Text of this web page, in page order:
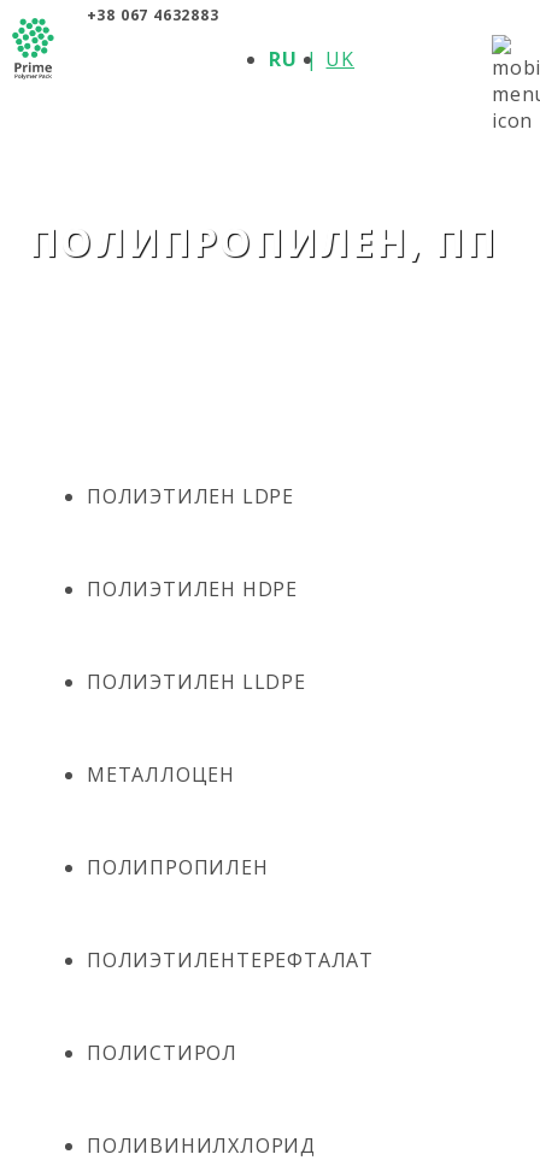
+38 067 4632883
RU UK
ПОЛИПРОПИЛЕН, ПП
ПОЛИЭТИЛЕН LDPE
ПОЛИЭТИЛЕН HDPE
ПОЛИЭТИЛЕН LLDPE
МЕТАЛЛОЦЕН
ПОЛИПРОПИЛЕН
ПОЛИЭТИЛЕНТЕРЕФТАЛАТ
ПОЛИСТИРОЛ
ПОЛИВИНИЛХЛОРИД
О КОМПАНИИ
ПРОДУКЦИЯ